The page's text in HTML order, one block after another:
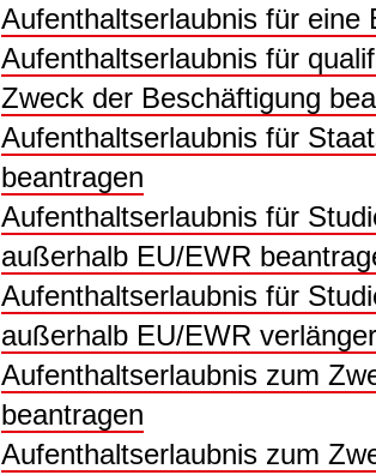
Aufenthaltserlaubnis für eine
Aufenthaltserlaubnis für
Zweck der Beschäftigung
Aufenthaltserlaubnis für
beantragen
Aufenthaltserlaubnis für
außerhalb EU/EWR
Aufenthaltserlaubnis für
außerhalb EU/EWR
Aufenthaltserlaubnis zum
beantragen
Aufenthaltserlaubnis zum